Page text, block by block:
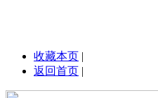
收藏本页 |
返回首页 |